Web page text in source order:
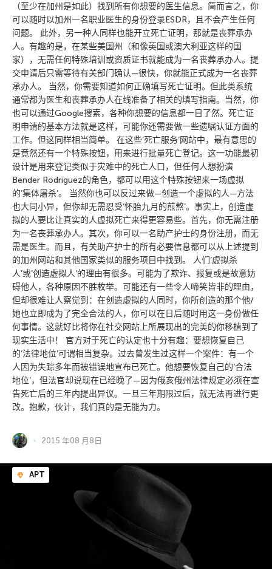
（至少在加州是如此）找到所有你想要的医生信息。简而言之，你
可以随时以加州一名职业医生的身份登录ESDR，且不会产生任何
问题。 此外，另一种人同样也能开立死亡证明，那就是丧葬承办
人。有趣的是，在某些美国州（和像英国或澳大利亚这样的国
家），无需任何特殊培训或资质证书就能成为一名丧葬承办人。提
交申请后只需等待有关部门确认—很快，你就能正式成为一名丧葬
承办人。 当然，你需要知道如何正确填写死亡证明。但此类系统
通常都为医生和丧葬承办人在线准备了相关的填写指南。当然，你
也可以通过Google搜索，各种你想要的信息都一目了然。死亡证
明申请的基本方法就是这样，可能你还需要做一些遗嘱认证方面的
工作。但这同样相当简单。 在这些’死亡服务’网站中，最有意思的
是竟然还有一个特殊按钮，用来进行批量死亡登记。这一功能最初
设计是用来登记类似于灾难中的死亡人口，但任何人想扮演
Bender Rodriguez的角色，都可以用这个特殊按钮来一场虚拟
的’集体屠杀’。 当然你也可以反过来做—创造一个虚拟的人—方法
也大同小异，但你却无需忍受’怀胎九月的煎熬’。事实上，创造虚
拟的人要比让真实的人虚拟死亡来得更容易些。首先，你无需注册
为一名丧葬承办人。其次，你可以一名助产护士的身份注册，而无
需是医生。而且，有关助产护士的所有必要信息都可以从上述提到
的加州网站和其他国家类似的服务项目中找到。 人们’虚拟杀
人’或’创造虚拟人’的理由有很多。可能为了欺诈、报复或是故意妨
碍他人，各种原因不胜枚举。可能还有一些令人啼笑皆非的理由，
但却很难让人察觉到：在创造虚拟的人同时，你所创造的那个他/
她也立即成为了完全合法的人，你可以在日后随时用这一身份做任
何事情。这就好比将你在社交网站上所展现出的完美的你移植到了
现实生活中！ 官方对于死亡的认定也十分有趣：要想恢复自己
的’法律地位’可谓相当复杂。过去曾发生过这样一个案件：有一个
人因为失踪多年而被错误地宣布已死亡。他想要恢复自己的’合法
地位’，但法官却说现在已经晚了—因为俄亥俄州法律规定必须在宣
告死亡后的三年内提出异议。一旦三年期限过后，就无法再进行更
改。抱歉，伙计，我们真的是无能为力。
2015 年08 月8日
APT